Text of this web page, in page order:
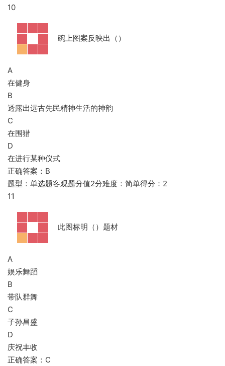
10
碗上图案反映出（）
A
在健身
B
透露出远古先民精神生活的神韵
C
在围猎
D
在进行某种仪式
正确答案：B
题型：单选题客观题分值2分难度：简单得分：2
11
此图标明（）题材
A
娱乐舞蹈
B
带队群舞
C
子孙昌盛
D
庆祝丰收
正确答案：C